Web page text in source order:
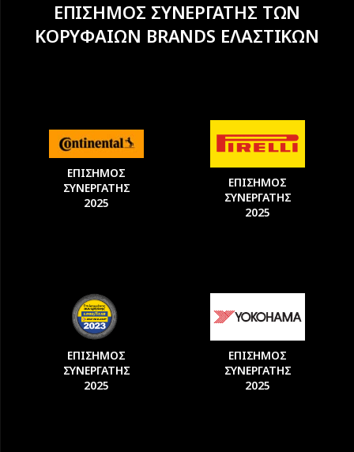
ΕΠΙΣΗΜΟΣ ΣΥΝΕΡΓΑΤΗΣ ΤΩΝ
ΚΟΡΥΦΑΙΩΝ BRANDS ΕΛΑΣΤΙΚΩΝ
ΕΠΙΣΗΜΟΣ
ΣΥΝΕΡΓΑΤΗΣ
2025
ΕΠΙΣΗΜΟΣ
ΣΥΝΕΡΓΑΤΗΣ
2025
ΕΠΙΣΗΜΟΣ
ΣΥΝΕΡΓΑΤΗΣ
2025
ΕΠΙΣΗΜΟΣ
ΣΥΝΕΡΓΑΤΗΣ
2025